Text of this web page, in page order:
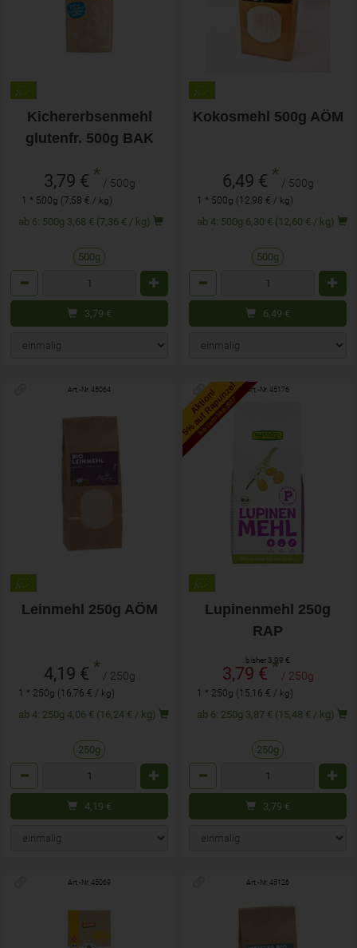
Kichererbsenmehl
glutenfr. 500g BAK
3,79 € * / 500g
1 * 500g (7,58 € / kg)
ab 6: 500g 3,68 € (7,36 € / kg)
500g
3,79 €
Kokosmehl 500g AÖM
6,49 € * / 500g
1 * 500g (12,98 € / kg)
ab 4: 500g 6,30 € (12,60 € / kg)
500g
6,49 €
Art.-Nr. 45064
Leinmehl 250g AÖM
4,19 € * / 250g
1 * 250g (16,76 € / kg)
ab 4: 250g 4,06 € (16,24 € / kg)
250g
4,19 €
Aktion!
5% auf Rapunzel
bis zum 16.6.2027
Art.-Nr. 45176
Lupinenmehl 250g
RAP
bisher 3,99 €
3,79 €* / 250g
1 * 250g (15,16 € / kg)
ab 6: 250g 3,87 € (15,48 € / kg)
250g
3,79 €
Art.-Nr. 45069 Art.-Nr. 45126